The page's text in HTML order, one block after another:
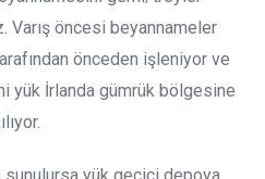
Varış öncesi beyannameler
önceden işleniyor ve
yük İrlanda gümrük bölgesine